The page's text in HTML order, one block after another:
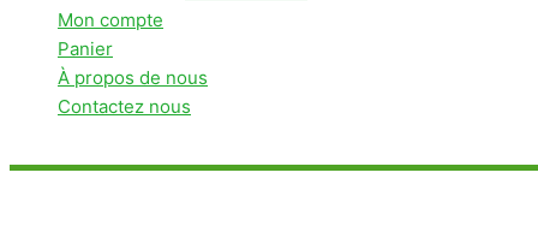
Mon compte
Panier
À propos de nous
Contactez nous